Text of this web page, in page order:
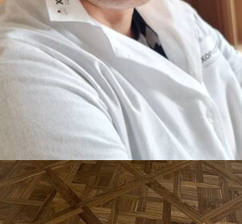
Реставрация царапин. Полы,
твердым воском. Системы для локального
МАСЛОМ. РЕСТАВРАЦИЯ